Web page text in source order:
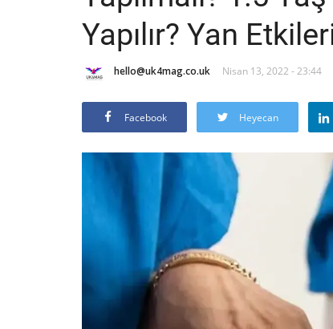
Yapılır? Yan
hello@uk4mag.co.uk Nisan 13, 2022 - 23:44
Facebook Heyecan